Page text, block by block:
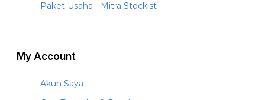
Paket Usaha - Mitra Stockist
My Account
Akun Saya